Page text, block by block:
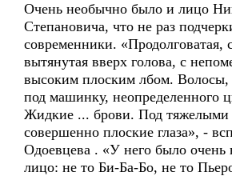
Очень необычно было и лицо
Степановича, что не раз
современники. «Продолговатая,
вытянутая вверх голова, с
высоким плоским лбом.
под машинку, неопределенного
Жидкие ... брови. Под тяжелыми
совершенно плоские глаза», -
Одоевцева . «У него было очень
лицо: не то Би-Ба-Бо, не то